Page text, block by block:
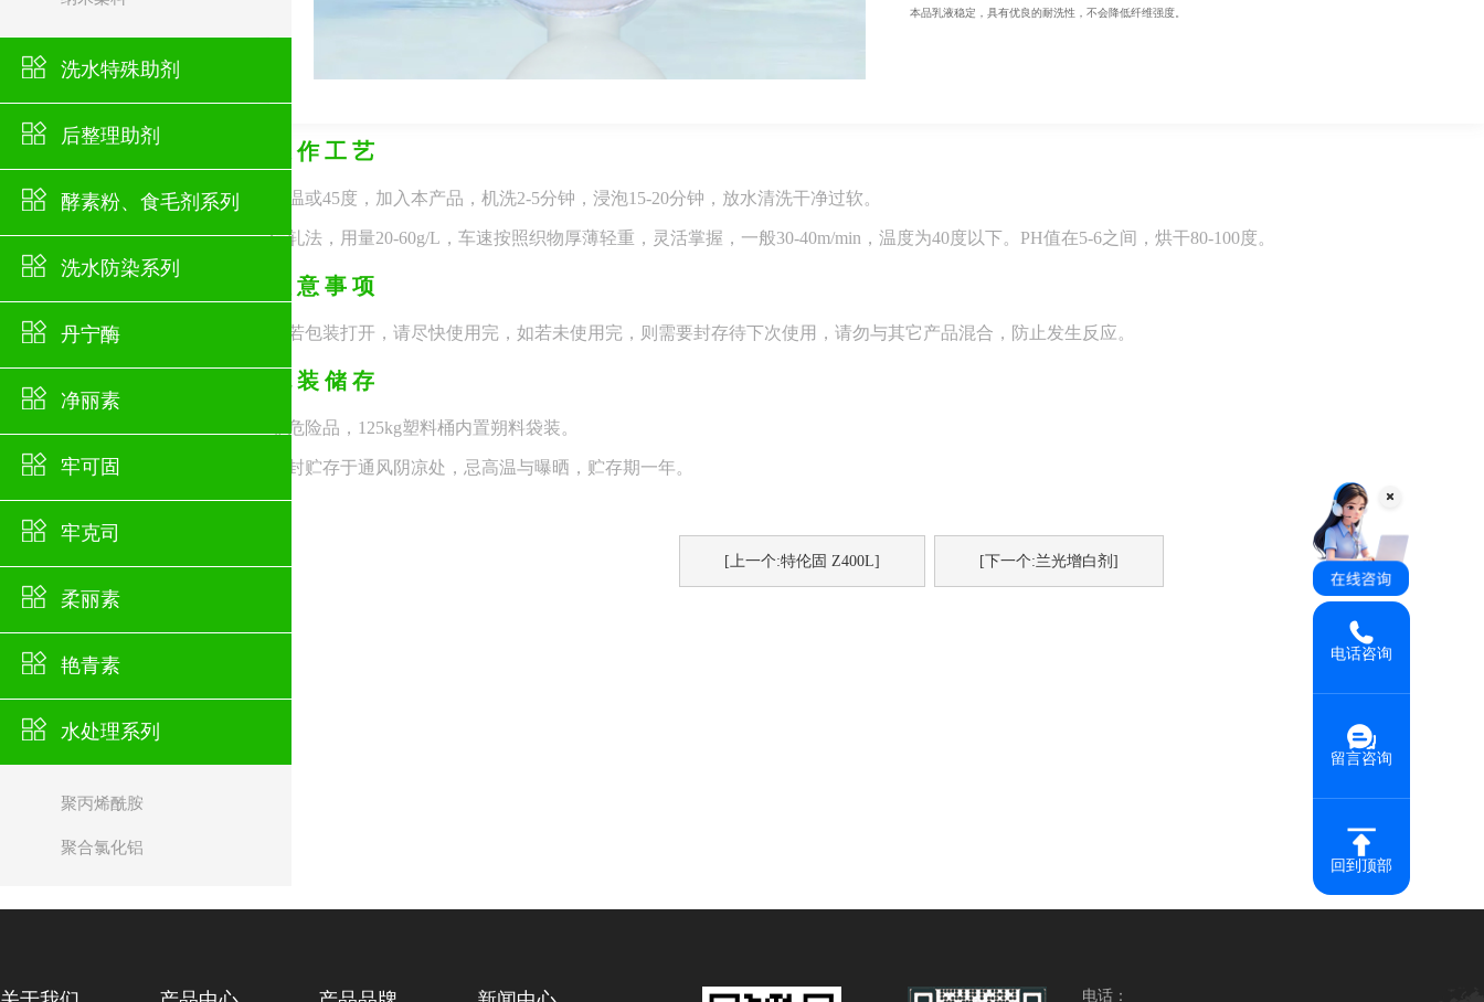
洗水特殊助剂
后整理助剂
酵素粉、食毛剂系列
洗水防染系列
丹宁酶
净丽素
牢可固
牢克司
柔丽素
艳青素
水处理系列
聚丙烯酰胺
聚合氯化铝
本品乳液稳定，具有优良的耐洗性，不会降低纤维强度。
[上一个:特伦固 Z400L] [下一个:兰光增白剂]
操作工艺
常温或45度，加入本产品，机洗2-5分钟，浸泡15-20分钟，放水清洗干净过软。
浸轧法，用量20-60g/L，车速按照织物厚薄轻重，灵活掌握，一般30-40m/min，温度为40度以下。PH值在5-6之间，烘干80-100度。
注意事项
如若包装打开，请尽快使用完，如若未使用完，则需要封存待下次使用，请勿与其它产品混合，防止发生反应。
包装储存
非危险品，125kg塑料桶内置朔料袋装。
密封贮存于通风阴凉处，忌高温与曝晒，贮存期一年。
电话：
电话咨询
留言咨询
回到顶部